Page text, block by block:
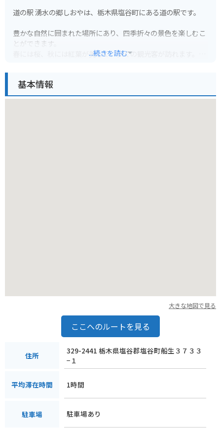
道の駅 湧水の郷しおやは、栃木県塩谷町にある道の駅です。
豊かな自然に囲まれた場所にあり、四季折々の景色を楽しむこ
とができます。
春には桜、秋には紅葉が美しく、多くの観光客が訪れます。
実しており、家族連れに人気です。
...続きを読む
基本情報
大きな地図で見る
ここへのルートを見る
住所
329-2441 栃木県塩谷郡塩谷町船生３７３３
−１
平均滞在時間 1時間
駐車場 駐車場あり